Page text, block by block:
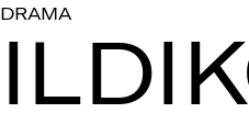
DRAMA